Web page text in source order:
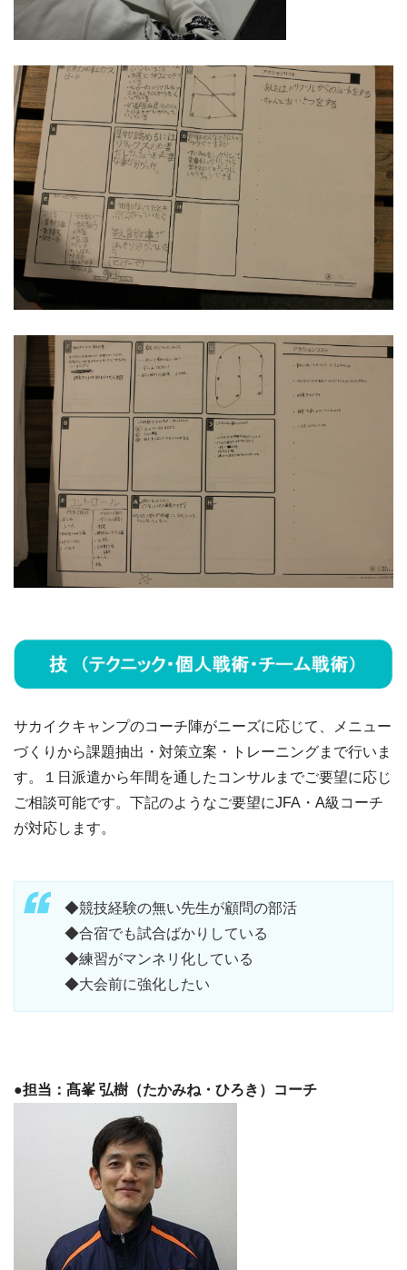
サカイクキャンプのコーチ陣がニーズに応じて、メニュー
づくりから課題抽出・対策立案・トレーニングまで行いま
す。１日派遣から年間を通したコンサルまでご要望に応じ
ご相談可能です。下記のようなご要望にJFA・A級コーチ
が対応します。
◆競技経験の無い先生が顧問の部活
◆合宿でも試合ばかりしている
◆練習がマンネリ化している
◆大会前に強化したい
●担当：髙峯 弘樹（たかみね・ひろき）コーチ